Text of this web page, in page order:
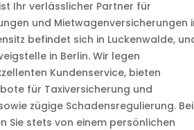
Ihr verlässlicher Partner für
und Mietwagenversicherungen
befindet sich in Luckenwalde,
in Berlin. Wir legen
Kundenservice, bieten
für Taxiversicherung und
zügige Schadensregulierung. Bei
Sie stets von einem persönlichen